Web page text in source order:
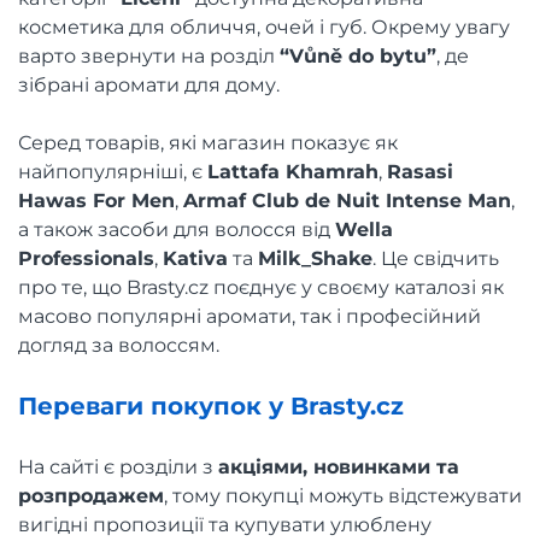
косметика для обличчя, очей і губ. Окрему увагу
варто звернути на розділ “Vůně do bytu”, де
зібрані аромати для дому.
Серед товарів, які магазин показує як
найпопулярніші, є Lattafa Khamrah, Rasasi
Hawas For Men, Armaf Club de Nuit Intense Man,
а також засоби для волосся від Wella
Professionals, Kativa та Milk_Shake. Це свідчить
про те, що Brasty.cz поєднує у своєму каталозі як
масово популярні аромати, так і професійний
догляд за волоссям.
Переваги покупок у Brasty.cz
На сайті є розділи з акціями, новинками та
розпродажем, тому покупці можуть відстежувати
вигідні пропозиції та купувати улюблену